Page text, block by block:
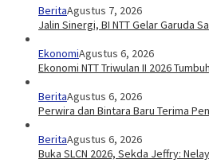
BeritaAgustus 7, 2026
Jalin Sinergi, BI NTT Gelar Garuda
EkonomiAgustus 6, 2026
Ekonomi NTT Triwulan II 2026
BeritaAgustus 6, 2026
Perwira dan Bintara Baru Terima
BeritaAgustus 6, 2026
Buka SLCN 2026, Sekda Jeffry: